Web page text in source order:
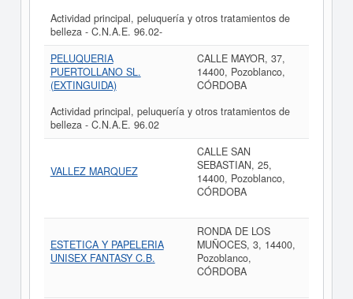
Actividad principal, peluquería y otros tratamientos de
belleza - C.N.A.E. 96.02-
PELUQUERIA
PUERTOLLANO SL.
(EXTINGUIDA)
CALLE MAYOR, 37,
14400, Pozoblanco,
CÓRDOBA
Actividad principal, peluquería y otros tratamientos de
belleza - C.N.A.E. 96.02
VALLEZ MARQUEZ
CALLE SAN
SEBASTIAN, 25,
14400, Pozoblanco,
CÓRDOBA
ESTETICA Y PAPELERIA
UNISEX FANTASY C.B.
RONDA DE LOS
MUÑOCES, 3, 14400,
Pozoblanco,
CÓRDOBA